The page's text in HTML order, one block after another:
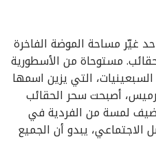
غيّر مساحة الموضة الفاخرة
مستوحاة من الأسطورية
التي يزين اسمها
أصبحت سحر الحقائب
لمسة من الفردية في
يبدو أن الجميع